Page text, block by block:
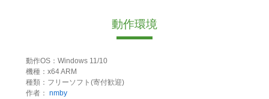
動作環境
動作OS：Windows 11/10
機種：x64 ARM
種類：フリーソフト(寄付歓迎)
作者： nmby